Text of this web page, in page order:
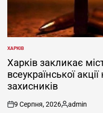
ОПУБЛІКУВАТИ
У
ХАРКІВ
Харків закликає
всеукраїнської
захисників
on
9 Серпня, 2026
Опубліковано
admin